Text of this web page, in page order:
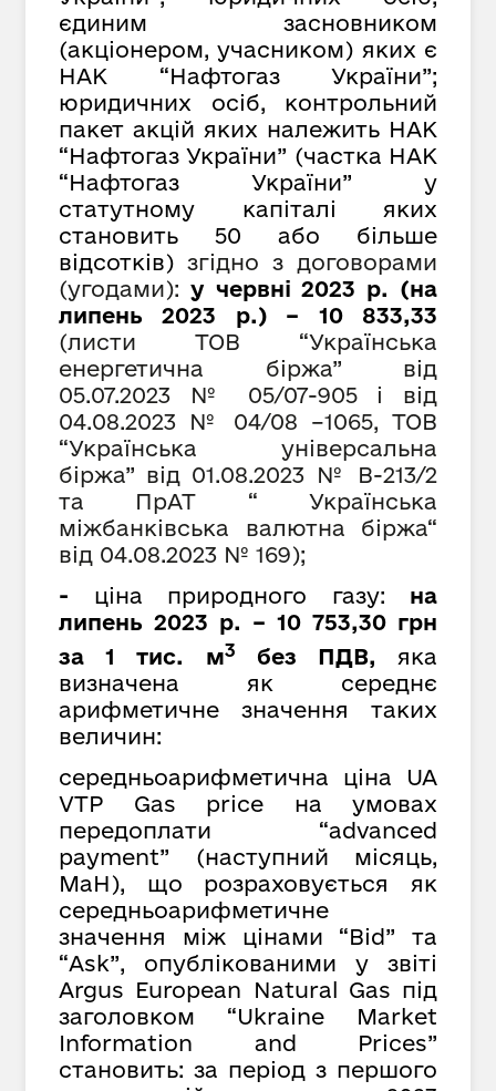
єдиним засновником
(акціонером, учасником) яких є
НАК “Нафтогаз України”;
юридичних осіб, контрольний
пакет акцій яких належить НАК
“Нафтогаз України” (частка НАК
“Нафтогаз України” у
статутному капіталі яких
становить 50 або більше
відсотків) згідно з договорами
(угодами): у червні 2023 р. (на
липень 2023 р.) – 10 833,33
(листи ТОВ “Українська
енергетична біржа” від
05.07.2023 № 05/07-905 і від
04.08.2023 № 04/08 –1065, ТОВ
“Українська універсальна
біржа” від 01.08.2023 № В-213/2
та ПрАТ “ Українська
міжбанківська валютна біржа“
від 04.08.2023 № 169);
- ціна природного газу: на
липень 2023 р. – 10 753,30 грн
за 1 тис. м3 без ПДВ, яка
визначена як середнє
арифметичне значення таких
величин:
середньоарифметична ціна UA
VTP Gas price на умовах
передоплати “advanced
payment” (наступний місяць,
MaH), що розраховується як
cередньоарифметичне
значення між цінами “Bid” та
“Ask”, опублікованими у звіті
Argus European Natural Gas під
заголовком “Ukraine Market
Information and Prices”
становить: за період з першого